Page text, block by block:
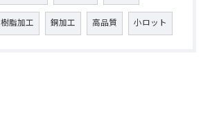
樹脂加工 銅加工 高品質 小ロット